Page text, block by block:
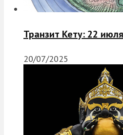
Транзит Кету: 22
20/07/2025